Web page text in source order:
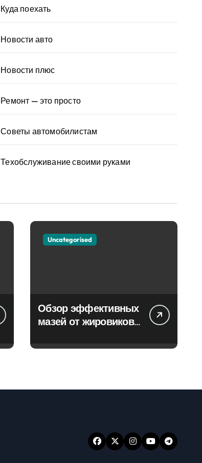
Куда поехать
Новости авто
Новости плюс
Ремонт — это просто
Советы автомобилистам
Техобслуживание своими руками
Uncategorised
Обзор эффективных
мазей от жировиков
эффектом